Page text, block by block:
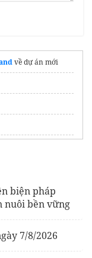
về dự án mới
biện pháp
nuôi bền vững
7/8/2026